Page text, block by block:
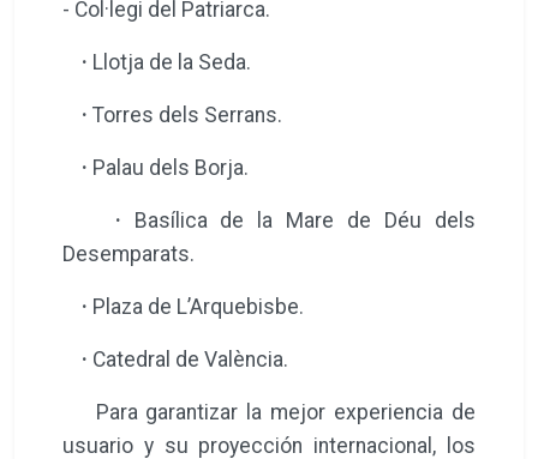
- Col·legi del Patriarca.
· Llotja de la Seda.
· Torres dels Serrans.
· Palau dels Borja.
· Basílica de la Mare de Déu dels
Desemparats.
· Plaza de L’Arquebisbe.
· Catedral de València.
Para garantizar la mejor experiencia de
usuario y su proyección internacional, los